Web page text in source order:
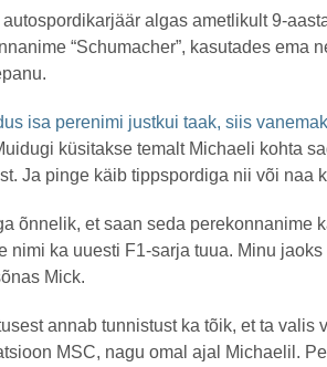
autospordikarjäär algas ametlikult 9-
“Schumacher”, kasutades ema
isa perenimi justkui taak, siis
küsitakse temalt Michaeli kohta
Ja pinge käib tippspordiga nii või naa
õnnelik, et saan seda perekonnanime
nimi ka uuesti F1-sarja tuua. Minu
Mick.
annab tunnistust ka tõik, et ta
MSC, nagu omal ajal Michaelil.